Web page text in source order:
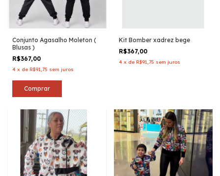
Conjunto Agasalho Moleton (
Blusas )
R$367,00
4 x de R$91,75 sem juros
Comprar
Kit Bomber xadrez bege
R$367,00
4 x de R$91,75 sem juros